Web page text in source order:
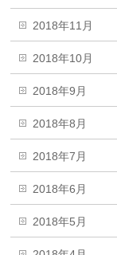
2018年11月
2018年10月
2018年9月
2018年8月
2018年7月
2018年6月
2018年5月